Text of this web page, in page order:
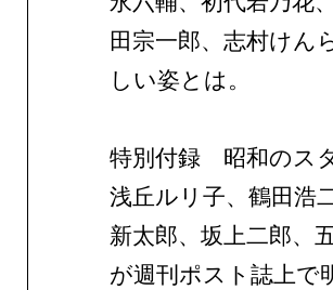
田宗一郎、志村けん
しい姿とは。
特別付録 昭和のス
浅丘ルリ子、鶴田浩
新太郎、坂上二郎、
が週刊ポスト誌上で